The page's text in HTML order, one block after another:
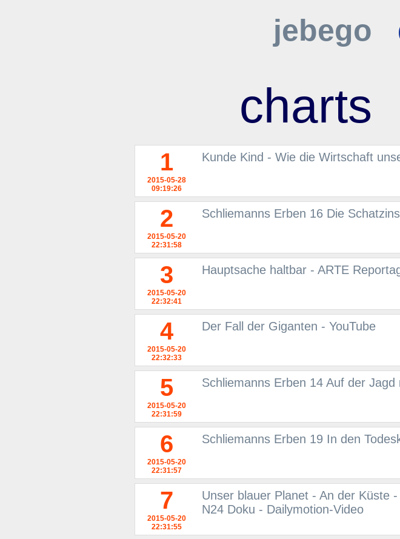
jebego
charts
1
2015-05-28
09:19:26
Kunde Kind - Wie die Wirtschaft
2
2015-05-20
22:31:58
Schliemanns Erben 16 Die
3
2015-05-20
22:32:41
Hauptsache haltbar - ARTE
4
2015-05-20
22:32:33
Der Fall der Giganten - YouTube
5
2015-05-20
22:31:59
Schliemanns Erben 14 Auf der
6
2015-05-20
22:31:57
Schliemanns Erben 19 In den
7
2015-05-20
22:31:55
Unser blauer Planet - An der Küste
N24 Doku - Dailymotion-Video